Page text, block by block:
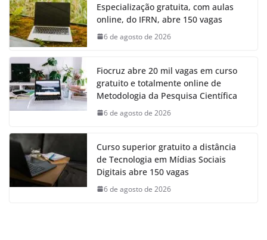
Especialização gratuita, com aulas
online, do IFRN, abre 150 vagas
6 de agosto de 2026
Fiocruz abre 20 mil vagas em curso
gratuito e totalmente online de
Metodologia da Pesquisa Científica
6 de agosto de 2026
Curso superior gratuito a distância
de Tecnologia em Mídias Sociais
Digitais abre 150 vagas
6 de agosto de 2026